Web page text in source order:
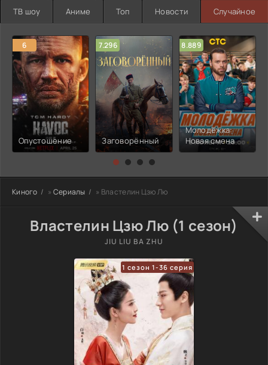
ТВ шоу Аниме Топ Новости Случайное
6
Опустошение
7.296
Заговорённый
8.889
Молодёжка:
Новая смена
Киного » Сериалы » Властелин Цзю Лю
Властелин Цзю Лю (1 сезон)
JIU LIU BA ZHU
1 сезон 1-36 серия